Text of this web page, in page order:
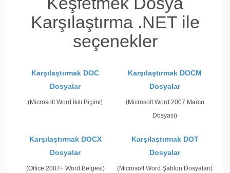
Karşılaştırma .NET ile
seçenekler
Karşılaştırmak DOC
Dosyalar
(Microsoft Word İkili Biçimi)
Karşılaştırmak DOCM
Dosyalar
(Microsoft Word 2007 Marco
Dosyası)
Karşılaştırmak DOCX
Dosyalar
(Office 2007+ Word Belgesi)
Karşılaştırmak DOT
Dosyalar
(Microsoft Word Şablon Dosyaları)